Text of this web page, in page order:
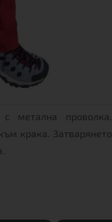
метална проволка.
крака. Затварянето